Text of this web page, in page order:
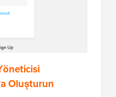
Oluşturun